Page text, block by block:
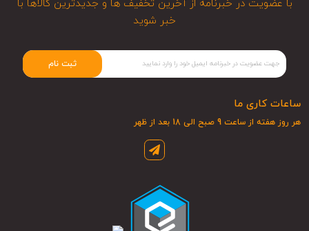
با عضویت در خبرنامه از آخرین تخفیف ها و جدیدترین کالاها با
خبر شوید
ثبت نام
ساعات کاری ما
هر روز هفته از ساعت 9 صبح الی 18 بعد از ظهر